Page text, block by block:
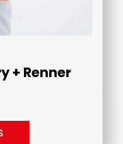
+ Renner